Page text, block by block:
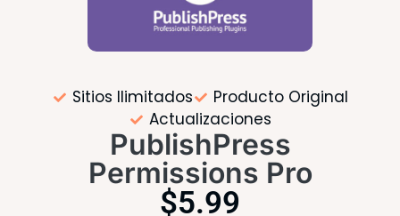
Sitios Ilimitados
Producto Original
Actualizaciones
PublishPress
Permissions Pro
$5.99